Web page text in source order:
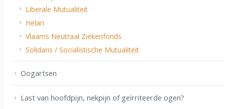
Liberale Mutualiteit
Helan
Vlaams Neutraal Ziekenfonds
Solidaris / Socialistische Mutualiteit
Oogartsen
Last van hoofdpijn, nekpijn of geïrriteerde ogen?